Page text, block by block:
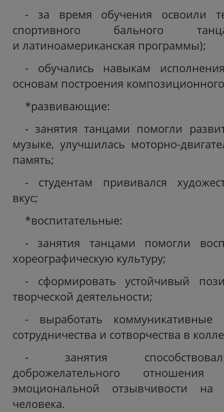
- за время обучения освоили
спортивного бального
и латиноамериканская программы);
- обучались навыкам
основам построения
*развивающие:
- занятия танцами помогли
музыке, улучшилась моторно-
память;
- студентам прививался
вкус;
*воспитательные:
- занятия танцами помогли
хореографическую культуру;
- сформировать устойчивый
творческой деятельности;
- выработать
сотрудничества и сотворчества в
- занятия
доброжелательного
эмоциональной отзывчивости на
человека.